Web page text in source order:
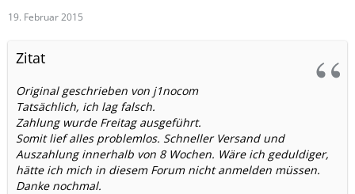
19. Februar 2015
Zitat
Original geschrieben von j1nocom
Tatsächlich, ich lag falsch.
Zahlung wurde Freitag ausgeführt.
Somit lief alles problemlos. Schneller Versand und
Auszahlung innerhalb von 8 Wochen. Wäre ich geduldiger,
hätte ich mich in diesem Forum nicht anmelden müssen.
Danke nochmal.